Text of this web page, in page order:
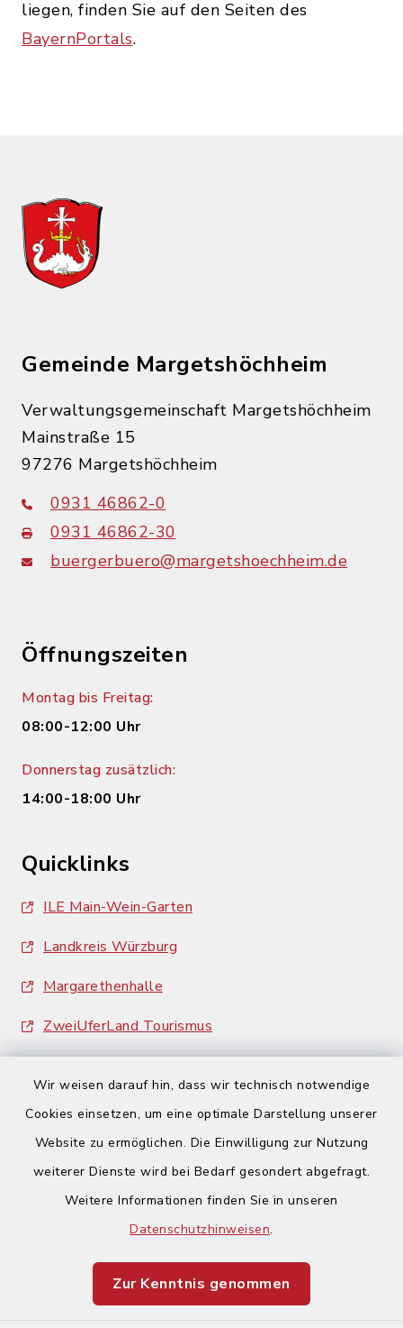
Wir weisen darauf hin, dass wir technisch notwendige
Cookies einsetzen, um eine optimale Darstellung unserer
Website zu ermöglichen. Die Einwilligung zur Nutzung
weiterer Dienste wird bei Bedarf gesondert abgefragt.
Weitere Informationen finden Sie in unseren
Datenschutzhinweisen.
Zur Kenntnis genommen
liegen, finden Sie auf den Seiten des
BayernPortals.
Gemeinde Margetshöchheim
Verwaltungsgemeinschaft Margetshöchheim
Mainstraße 15
97276 Margetshöchheim
0931 46862-0
0931 46862-30
buergerbuero@margetshoechheim.de
Öffnungszeiten
Montag bis Freitag:
08:00-12:00 Uhr
Donnerstag zusätzlich:
14:00-18:00 Uhr
Quicklinks
ILE Main-Wein-Garten
Landkreis Würzburg
Margarethenhalle
ZweiUferLand Tourismus
Barrierefreiheit
Impressum